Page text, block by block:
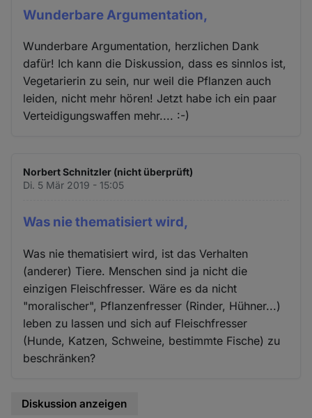
Wunderbare Argumentation,
Wunderbare Argumentation, herzlichen Dank
dafür! Ich kann die Diskussion, dass es sinnlos ist,
Vegetarierin zu sein, nur weil die Pflanzen auch
leiden, nicht mehr hören! Jetzt habe ich ein paar
Verteidigungswaffen mehr.... :-)
Norbert Schnitzler (nicht überprüft)
Di. 5 Mär 2019 - 15:05
Was nie thematisiert wird,
Was nie thematisiert wird, ist das Verhalten
(anderer) Tiere. Menschen sind ja nicht die
einzigen Fleischfresser. Wäre es da nicht
"moralischer", Pflanzenfresser (Rinder, Hühner...)
leben zu lassen und sich auf Fleischfresser
(Hunde, Katzen, Schweine, bestimmte Fische) zu
beschränken?
Diskussion anzeigen